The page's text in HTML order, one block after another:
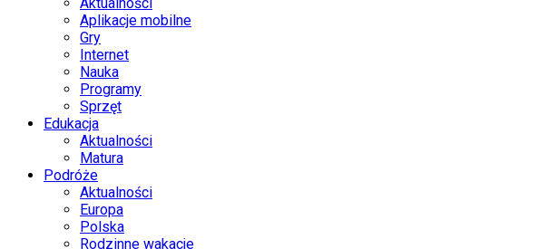
Aplikacje mobilne
Gry
Internet
Nauka
Programy
Sprzęt
Edukacja
Aktualności
Matura
Podróże
Aktualności
Europa
Polska
Rodzinne wakacje